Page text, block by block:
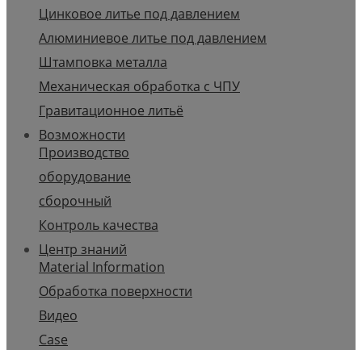
Цинковое литье под давлением
Алюминиевое литье под давлением
Штамповка металла
Механическая обработка с ЧПУ
Гравитационное литьё
Возможности
Производство
оборудование
сборочный
Контроль качества
Центр знаний
Material Information
Обработка поверхности
Видео
Case